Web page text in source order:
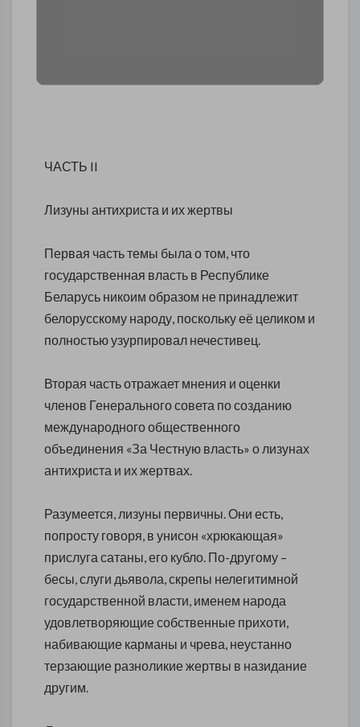
ЧАСТЬ II
Лизуны антихриста и их жертвы
Первая часть темы была о том, что
государственная власть в Республике
Беларусь никоим образом не принадлежит
белорусскому народу, поскольку её целиком и
полностью узурпировал нечестивец.
Вторая часть отражает мнения и оценки
членов Генерального совета по созданию
международного общественного
объединения «За Честную власть» о лизунах
антихриста и их жертвах.
Разумеется, лизуны первичны. Они есть,
попросту говоря, в унисон «хрюкающая»
прислуга сатаны, его кубло. По-другому –
бесы, слуги дьявола, скрепы нелегитимной
государственной власти, именем народа
удовлетворяющие собственные прихоти,
набивающие карманы и чрева, неустанно
терзающие разноликие жертвы в назидание
другим.